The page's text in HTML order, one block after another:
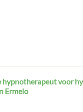
hypnotherapeut voor
Ermelo